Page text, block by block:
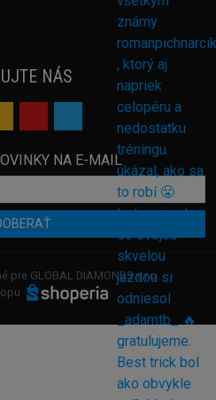
NÁS
NA E-MAIL
pre GLOBAL DIAMONDS s.r.o.